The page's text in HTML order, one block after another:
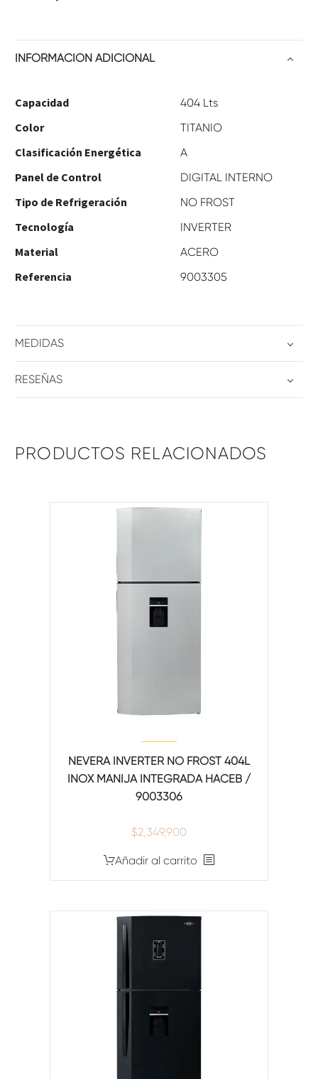
INFORMACIÓN ADICIONAL
Capacidad 404 Lts
Color TITANIO
Clasificación Energética A
Panel de Control DIGITAL INTERNO
Tipo de Refrigeración NO FROST
Tecnología INVERTER
Material ACERO
Referencia 9003305
MEDIDAS
RESEÑAS
PRODUCTOS RELACIONADOS
NEVERA INVERTER NO FROST 404L
INOX MANIJA INTEGRADA HACEB /
9003306
$2,349,900
Añadir al carrito